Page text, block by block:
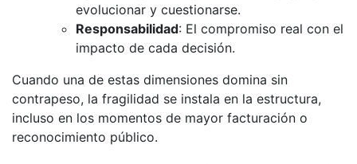
evolucionar y cuestionarse.
Responsabilidad: El compromiso real con el
impacto de cada decisión.
Cuando una de estas dimensiones domina sin
contrapeso, la fragilidad se instala en la estructura,
incluso en los momentos de mayor facturación o
reconocimiento público.